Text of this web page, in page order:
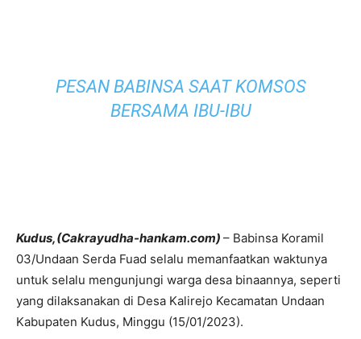
PESAN BABINSA SAAT KOMSOS
BERSAMA IBU-IBU
Kudus,(Cakrayudha-hankam.com) – Babinsa Koramil
03/Undaan Serda Fuad selalu memanfaatkan waktunya
untuk selalu mengunjungi warga desa binaannya, seperti
yang dilaksanakan di Desa Kalirejo Kecamatan Undaan
Kabupaten Kudus, Minggu (15/01/2023).